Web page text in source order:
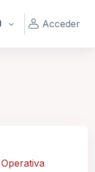
Acceder